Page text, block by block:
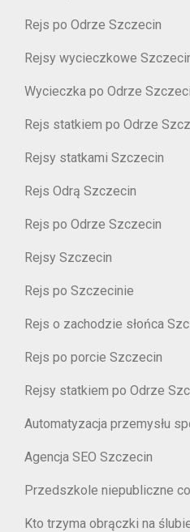
Rejs po Odrze Szczecin
Rejsy wycieczkowe
Wycieczka po Odrze
Rejs statkiem po Odrze
Rejsy statkami Szczecin
Rejs Odrą Szczecin
Rejs po Odrze Szczecin
Rejsy Szczecin
Rejs po Szczecinie
Rejs o zachodzie słońca
Rejs po porcie Szczecin
Rejsy statkiem po Odrze
Automatyzacja przemysłu
Agencja SEO Szczecin
Przedszkole niepubliczne
Kto trzyma obrączki na